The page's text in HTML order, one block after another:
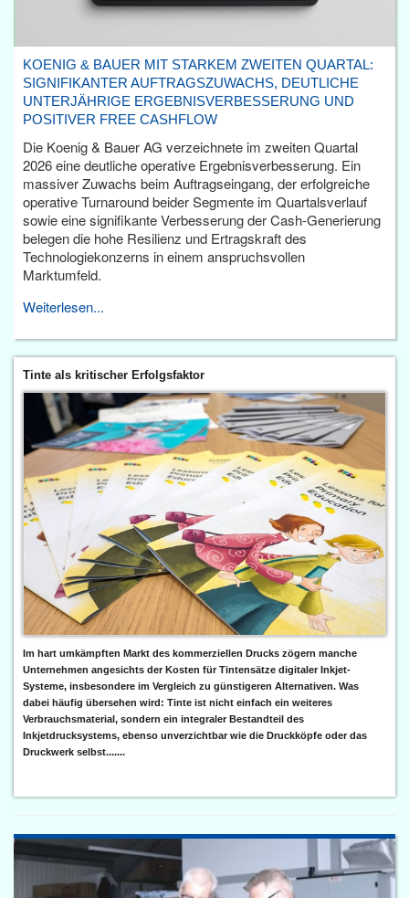
KOENIG & BAUER MIT STARKEM ZWEITEN QUARTAL:
SIGNIFIKANTER AUFTRAGSZUWACHS, DEUTLICHE
UNTERJÄHRIGE ERGEBNISVERBESSERUNG UND
POSITIVER FREE CASHFLOW
Die Koenig & Bauer AG verzeichnete im zweiten Quartal
2026 eine deutliche operative Ergebnisverbesserung. Ein
massiver Zuwachs beim Auftragseingang, der erfolgreiche
operative Turnaround beider Segmente im Quartalsverlauf
sowie eine signifikante Verbesserung der Cash-Generierung
belegen die hohe Resilienz und Ertragskraft des
Technologiekonzerns in einem anspruchsvollen
Marktumfeld.
Weiterlesen...
Tinte als kritischer Erfolgsfaktor
Im hart umkämpften Markt des kommerziellen Drucks zögern manche
Unternehmen angesichts der Kosten für Tintensätze digitaler Inkjet-
Systeme, insbesondere im Vergleich zu günstigeren Alternativen. Was
dabei häufig übersehen wird: Tinte ist nicht einfach ein weiteres
Verbrauchsmaterial, sondern ein integraler Bestandteil des
Inkjetdrucksystems, ebenso unverzichtbar wie die Druckköpfe oder das
Druckwerk selbst.......